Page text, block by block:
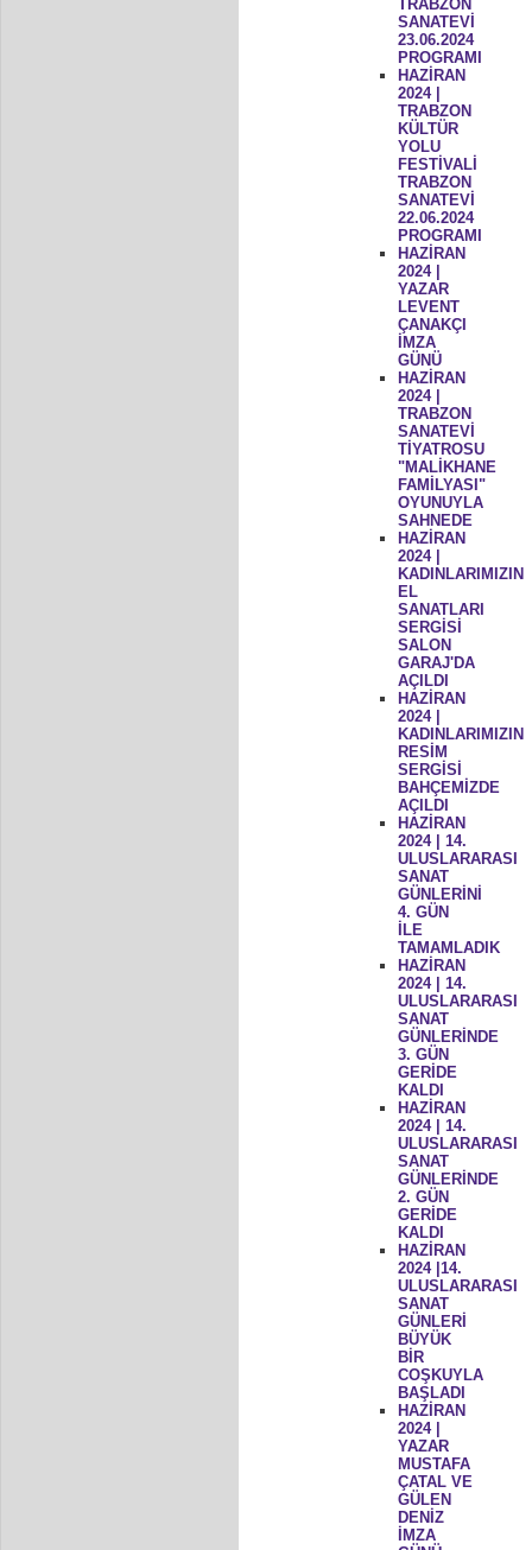
TRABZON
SANATEVİ
23.06.2024
PROGRAMI
HAZİRAN
2024 |
TRABZON
KÜLTÜR
YOLU
FESTİVALİ
TRABZON
SANATEVİ
22.06.2024
PROGRAMI
HAZİRAN
2024 |
YAZAR
LEVENT
ÇANAKÇI
İMZA
GÜNÜ
HAZİRAN
2024 |
TRABZON
SANATEVİ
TİYATROSU
"MALİKHANE
FAMİLYASI"
OYUNUYLA
SAHNEDE
HAZİRAN
2024 |
KADINLARIMIZIN
EL
SANATLARI
SERGİSİ
SALON
GARAJ'DA
AÇILDI
HAZİRAN
2024 |
KADINLARIMIZIN
RESİM
SERGİSİ
BAHÇEMİZDE
AÇILDI
HAZİRAN
2024 | 14.
ULUSLARARASI
SANAT
GÜNLERİNİ
4. GÜN
İLE
TAMAMLADIK
HAZİRAN
2024 | 14.
ULUSLARARASI
SANAT
GÜNLERİNDE
3. GÜN
GERİDE
KALDI
HAZİRAN
2024 | 14.
ULUSLARARASI
SANAT
GÜNLERİNDE
2. GÜN
GERİDE
KALDI
HAZİRAN
2024 |14.
ULUSLARARASI
SANAT
GÜNLERİ
BÜYÜK
BİR
COŞKUYLA
BAŞLADI
HAZİRAN
2024 |
YAZAR
MUSTAFA
ÇATAL VE
GÜLEN
DENİZ
İMZA